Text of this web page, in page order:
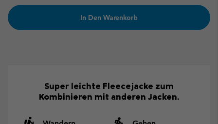
In Den Warenkorb
Super leichte Fleecejacke zum
Kombinieren mit anderen Jacken.